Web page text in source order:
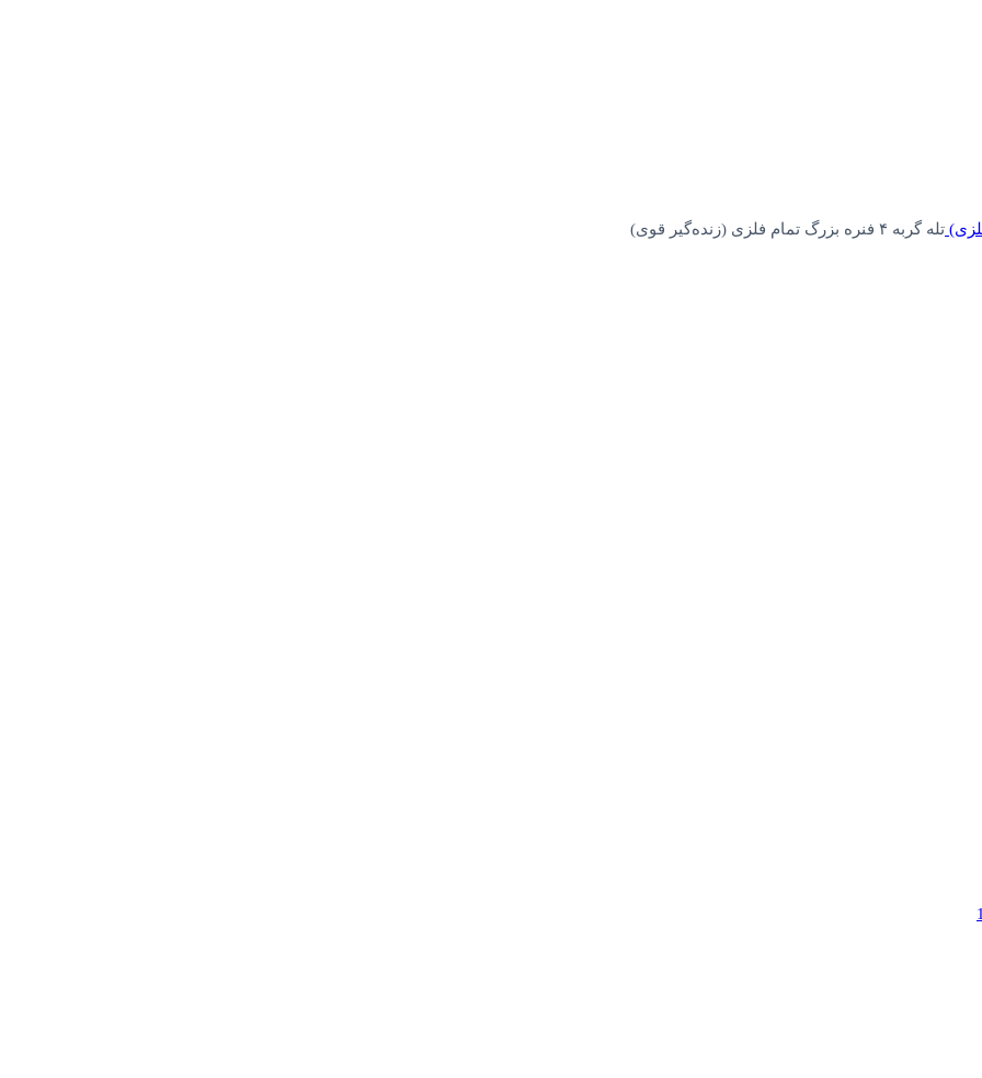
تله گربه ۴ فنره بزرگ تمام فلزی (زنده‌گیر قوی)